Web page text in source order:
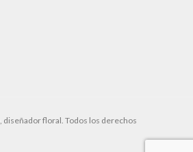
diseñador floral. Todos los derechos